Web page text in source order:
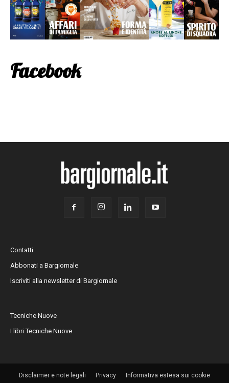
Facebook
Contatti
Abbonati a Bargiornale
Iscriviti alla newsletter di Bargiornale
Tecniche Nuove
I libri Tecniche Nuove
Disclaimer e note legali Privacy Informativa estesa sui cookie